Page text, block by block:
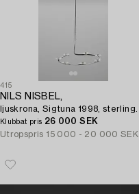
415
NILS NISBEL,
ljuskrona, Sigtuna 1998, sterling.
Klubbat pris 26 000 SEK
Utropspris 15 000 - 20 000 SEK